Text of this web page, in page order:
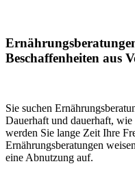
Beschaffenheiten aus
Sie suchen
Dauerhaft und dauerhaft, wie
werden Sie lange Zeit Ihre
Ernährungsberatungen
eine Abnutzung auf.